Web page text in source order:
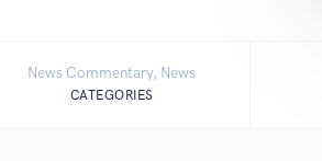
News Commentary, News
CATEGORIES